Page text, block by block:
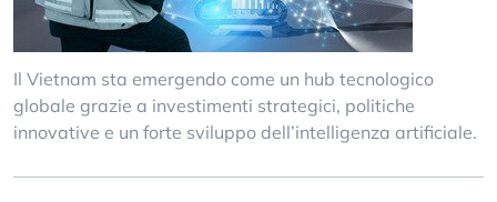
Il Vietnam sta emergendo come un hub tecnologico
globale grazie a investimenti strategici, politiche
innovative e un forte sviluppo dell’intelligenza artificiale.